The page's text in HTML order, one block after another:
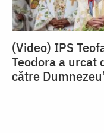
(Video) IPS
Teodora a urcat
către